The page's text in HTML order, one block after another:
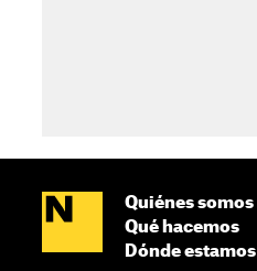
Quiénes somos
Qué hacemos
Dónde estamos